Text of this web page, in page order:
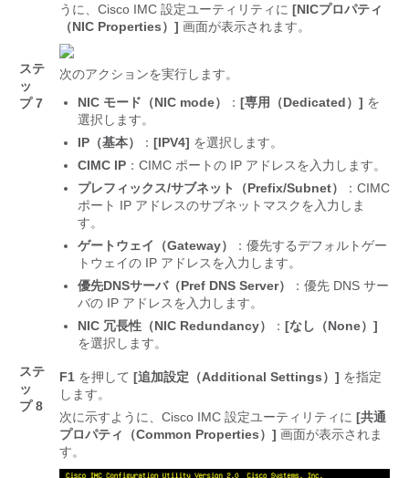
うに、Cisco IMC 設定ユーティリティに [NICプロパティ
（NIC Properties）] 画面が表示されます。
ステ
ッ
プ 7
次のアクションを実行します。
NIC モード（NIC mode）
： [専用（Dedicated）] を
選択します。
IP（基本）
： [IPV4] を選択します。
CIMC IP ：CIMC ポートの IP アドレスを入力します。
プレフィックス/サブネット（Prefix/Subnet）
：CIMC
ポート IP アドレスのサブネットマスクを入力しま
す。
ゲートウェイ（Gateway）
：優先するデフォルトゲー
トウェイの IP アドレスを入力します。
優先DNSサーバ（Pref DNS Server）
：優先 DNS サー
バの IP アドレスを入力します。
NIC 冗長性（NIC Redundancy）
： [なし（None）]
を選択します。
ステ
ッ
プ 8
F1 を押して [追加設定（Additional Settings）] を指定
します。
次に示すように、Cisco IMC 設定ユーティリティに [共通
プロパティ（Common Properties）] 画面が表示されま
す。